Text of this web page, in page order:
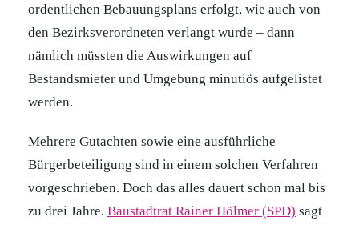
ordentlichen Bebauungsplans erfolgt, wie auch von
den Bezirksverordneten verlangt wurde – dann
nämlich müssten die Auswirkungen auf
Bestandsmieter und Umgebung minutiös aufgelistet
werden.
Mehrere Gutachten sowie eine ausführliche
Bürgerbeteiligung sind in einem solchen Verfahren
vorgeschrieben. Doch das alles dauert schon mal bis
zu drei Jahre. Baustadtrat Rainer Hölmer (SPD) sagt